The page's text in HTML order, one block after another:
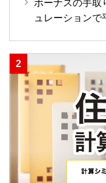
ボーナスの手取
ュレーションで